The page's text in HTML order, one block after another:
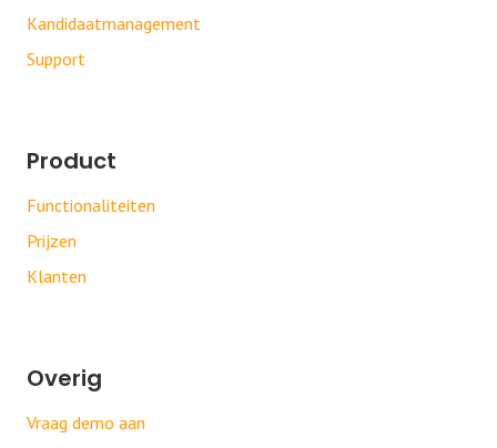
Kandidaatmanagement
Support
Product
Functionaliteiten
Prijzen
Klanten
Overig
Vraag demo aan